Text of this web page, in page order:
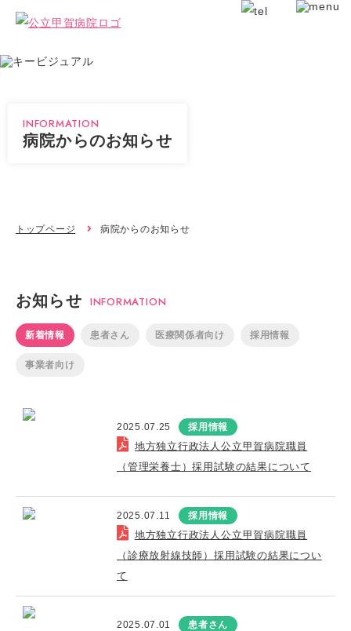
INFORMATION
病院からのお知らせ
トップページ 病院からのお知らせ
お知らせ INFORMATION
新着情報 患者さん 医療関係者向け 採用情報
事業者向け
2025.07.25 採用情報
地方独立行政法人公立甲賀病院職員
（管理栄養士）採用試験の結果について
2025.07.11 採用情報
地方独立行政法人公立甲賀病院職員
（診療放射線技師）採用試験の結果につい
て
2025.07.01 患者さん